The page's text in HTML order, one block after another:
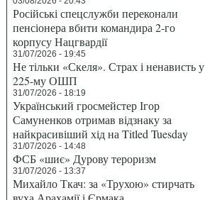
Російські спецслужби переконали
пенсіонера вбити командира 2-го
корпусу Нацгвардії
31/07/2026 - 19:45
Не тільки «Скеля». Страх і ненависть у
225-му ОШП
31/07/2026 - 18:19
Український гросмейстер Ігор
Самуненков отримав відзнаку за
найкрасивіший хід на Titled Tuesday
31/07/2026 - 14:48
ФСБ «шиє» Дурову тероризм
31/07/2026 - 13:37
Михайло Ткач: за «Трухою» стирчать